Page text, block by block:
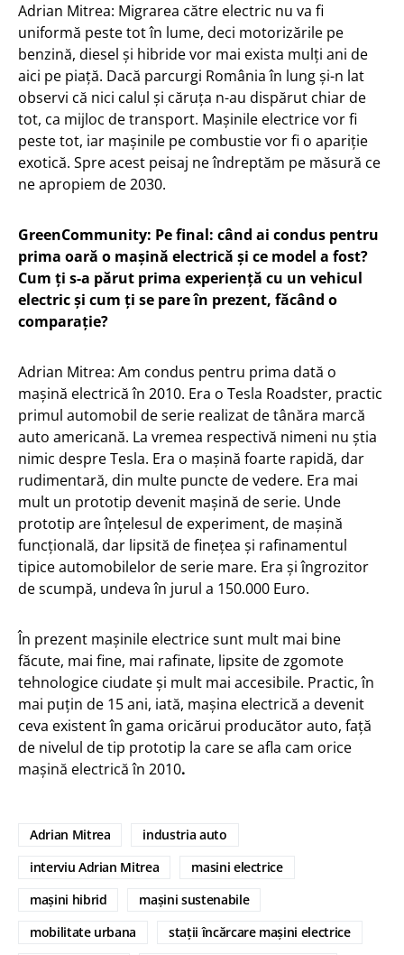
Adrian Mitrea: Migrarea către electric nu va fi
uniformă peste tot în lume, deci motorizările pe
benzină, diesel și hibride vor mai exista mulți ani de
aici pe piață. Dacă parcurgi România în lung și-n lat
observi că nici calul și căruța n-au dispărut chiar de
tot, ca mijloc de transport. Mașinile electrice vor fi
peste tot, iar mașinile pe combustie vor fi o apariție
exotică. Spre acest peisaj ne îndreptăm pe măsură ce
ne apropiem de 2030.
GreenCommunity: Pe final: când ai condus pentru
prima oară o mașină electrică și ce model a fost?
Cum ți s-a părut prima experiență cu un vehicul
electric și cum ți se pare în prezent, făcând o
comparație?
Adrian Mitrea: Am condus pentru prima dată o
mașină electrică în 2010. Era o Tesla Roadster, practic
primul automobil de serie realizat de tânăra marcă
auto americană. La vremea respectivă nimeni nu știa
nimic despre Tesla. Era o mașină foarte rapidă, dar
rudimentară, din multe puncte de vedere. Era mai
mult un prototip devenit mașină de serie. Unde
prototip are înțelesul de experiment, de mașină
funcțională, dar lipsită de finețea și rafinamentul
tipice automobilelor de serie mare. Era și îngrozitor
de scumpă, undeva în jurul a 150.000 Euro.
În prezent mașinile electrice sunt mult mai bine
făcute, mai fine, mai rafinate, lipsite de zgomote
tehnologice ciudate și mult mai accesibile. Practic, în
mai puțin de 15 ani, iată, mașina electrică a devenit
ceva existent în gama oricărui producător auto, față
de nivelul de tip prototip la care se afla cam orice
mașină electrică în 2010.
Adrian Mitrea
industria auto
interviu Adrian Mitrea
masini electrice
mașini hibrid
mașini sustenabile
mobilitate urbana
stații încărcare mașini electrice